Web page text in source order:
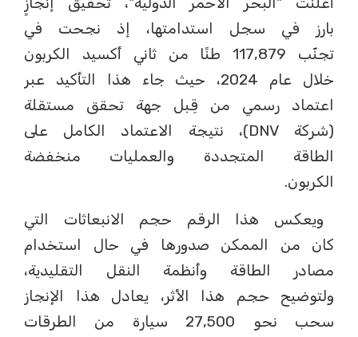
بارز في سجل استدامتها، إذ نجحت في
تجنّب 117,879 طنًا من ثاني أكسيد الكربون
خلال عام 2024، حيث جاء هذا التأكيد عبر
اعتماد رسمي من قِبل جهة تحقق مستقلة
(شركة DNV)، نتيجة الاعتماد الكامل على
الطاقة المتجددة والعمليات منخفضة
الكربون.
ويعكس هذا الرقم حجم الانبعاثات التي
كان من الممكن صدورها في حال استخدام
مصادر الطاقة وأنظمة النقل التقليدية،
ولتوضيح حجم هذا الأثر، يعادل هذا الإنجاز
سحب نحو 27,500 سيارة من الطرقات